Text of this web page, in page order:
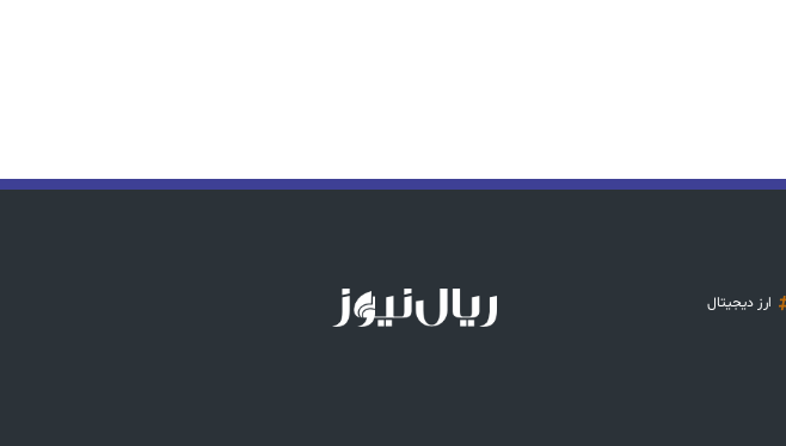
ارز دیجیتال